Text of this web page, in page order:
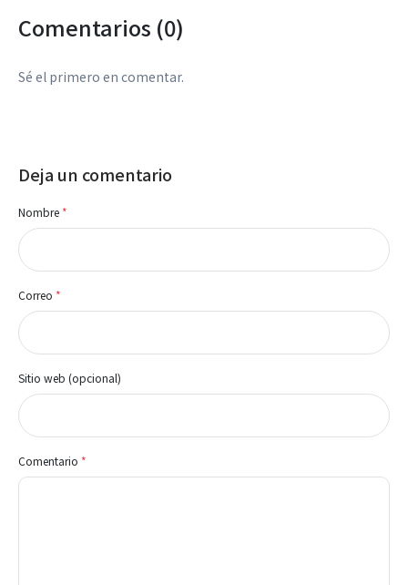
Comentarios (0)
Sé el primero en comentar.
Deja un comentario
Nombre *
Correo *
Sitio web (opcional)
Comentario *